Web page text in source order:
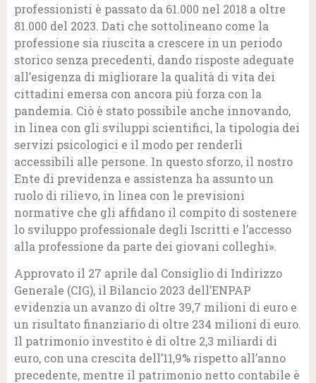
professionisti è passato da 61.000 nel 2018 a oltre
81.000 del 2023. Dati che sottolineano come la
professione sia riuscita a crescere in un periodo
storico senza precedenti, dando risposte adeguate
all’esigenza di migliorare la qualità di vita dei
cittadini emersa con ancora più forza con la
pandemia. Ciò è stato possibile anche innovando,
in linea con gli sviluppi scientifici, la tipologia dei
servizi psicologici e il modo per renderli
accessibili alle persone. In questo sforzo, il nostro
Ente di previdenza e assistenza ha assunto un
ruolo di rilievo, in linea con le previsioni
normative che gli affidano il compito di sostenere
lo sviluppo professionale degli Iscritti e l’accesso
alla professione da parte dei giovani colleghi».
Approvato il 27 aprile dal Consiglio di Indirizzo
Generale (CIG), il Bilancio 2023 dell’ENPAP
evidenzia un avanzo di oltre 39,7 milioni di euro e
un risultato finanziario di oltre 234 milioni di euro.
Il patrimonio investito è di oltre 2,3 miliardi di
euro, con una crescita dell’11,9% rispetto all’anno
precedente, mentre il patrimonio netto contabile è